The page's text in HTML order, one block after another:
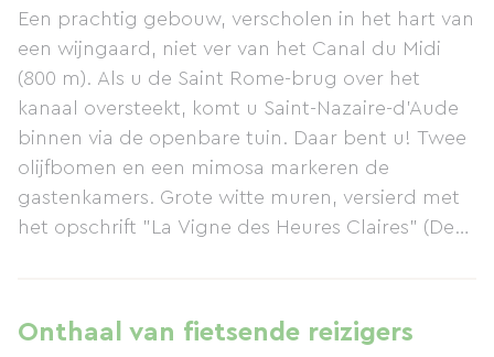
Een prachtig gebouw, verscholen in het hart van
een wijngaard, niet ver van het Canal du Midi
(800 m). Als u de Saint Rome-brug over het
kanaal oversteekt, komt u Saint-Nazaire-d'Aude
binnen via de openbare tuin. Daar bent u! Twee
olijfbomen en een mimosa markeren de
gastenkamers. Grote witte muren, versierd met
het opschrift "La Vigne des Heures Claires" (De
ligstoelen en grote tafels, waar u kunt genieten
van een welverdiende verfrissing. Mocht uw fiets
Onthaal van fietsende reizigers